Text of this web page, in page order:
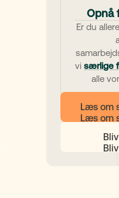
Opnå
Er du
visærlige
alle
Læs om